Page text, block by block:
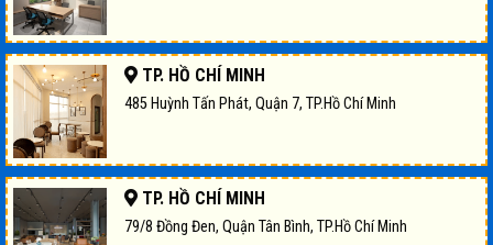
TP. HỒ CHÍ MINH
485 Huỳnh Tấn Phát, Quận 7, TP.Hồ Chí Minh
TP. HỒ CHÍ MINH
79/8 Đồng Đen, Quận Tân Bình, TP.Hồ Chí Minh